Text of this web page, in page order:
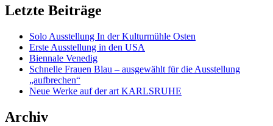
Letzte Beiträge
Solo Ausstellung In der Kulturmühle Osten
Erste Ausstellung in den USA
Biennale Venedig
Schnelle Frauen Blau – ausgewählt für die Ausstellung
„aufbrechen“
Neue Werke auf der art KARLSRUHE
Archiv